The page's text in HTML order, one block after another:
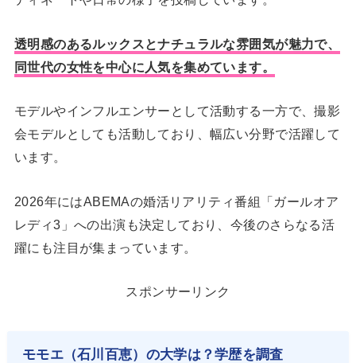
透明感のあるルックスとナチュラルな雰囲気が魅力で、
同世代の女性を中心に人気を集めています。
モデルやインフルエンサーとして活動する一方で、撮影
会モデルとしても活動しており、幅広い分野で活躍して
います。
2026年にはABEMAの婚活リアリティ番組「ガールオア
レディ3」への出演も決定しており、今後のさらなる活
躍にも注目が集まっています。
スポンサーリンク
モモエ（石川百恵）の大学は？学歴を調査